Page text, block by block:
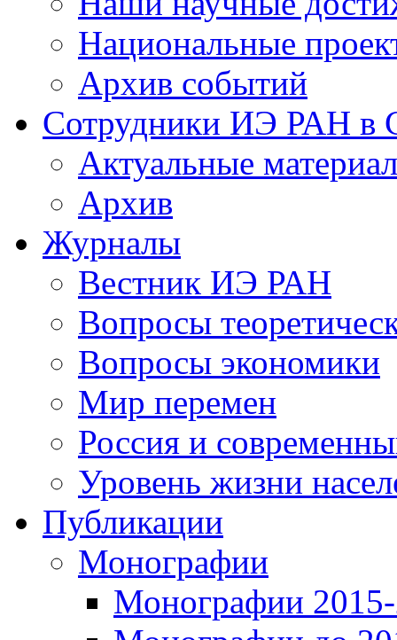
Национальные
Архив событий
Сотрудники ИЭ РАН
Актуальные
Архив
Журналы
Вестник ИЭ РАН
Вопросы
Вопросы экономики
Мир перемен
Россия и
Уровень жизни
Публикации
Монографии
Монографии 2015-